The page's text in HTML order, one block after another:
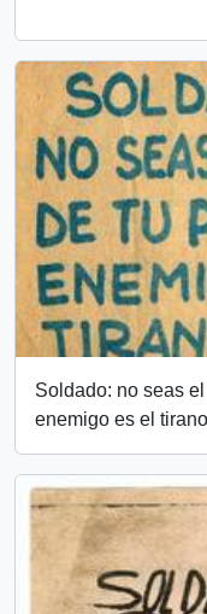
Soldado: no seas
enemigo es el